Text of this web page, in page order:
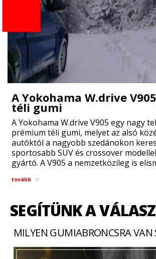
A Yokohama W.drive
téli gumi
A Yokohama W.drive V905 egy nagy
prémium téli gumi, melyet az alsó
autóktól a nagyobb szedánokon
sportosabb SUV és crossover
gyártó. A V905 a nemzetközileg is
tovább
SEGÍTÜNK A
MILYEN GUMIABRONCSRA VAN